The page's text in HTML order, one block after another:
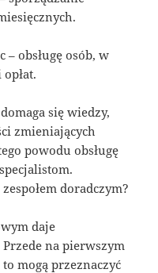
– obsługę osób, w
się wiedzy,
zmieniających
powodu obsługę
doradczym?
daje
na pierwszym
mogą przeznaczyć